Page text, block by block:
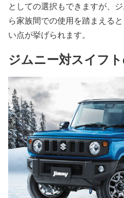
としての選択もできますが、
ら家族間での使用を踏まえる
い点が挙げられます。
ジムニー対スイフ